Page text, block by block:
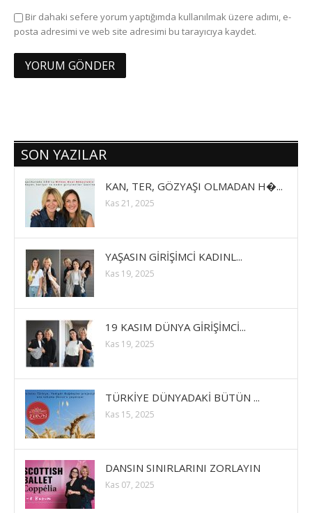
Bir dahaki sefere yorum yaptığımda kullanılmak üzere adımı, e-
posta adresimi ve web site adresimi bu tarayıcıya kaydet.
SON YAZILAR
KAN, TER, GÖZYAŞI OLMADAN H�...
Kas 21, 2025
YAŞASIN GİRİŞİMCİ KADINL...
Kas 19, 2025
19 KASIM DÜNYA GİRİŞİMCİ...
Kas 19, 2025
TÜRKİYE DÜNYADAKİ BÜTÜN ...
Kas 15, 2025
DANSIN SINIRLARINI ZORLAYIN
Kas 07, 2025